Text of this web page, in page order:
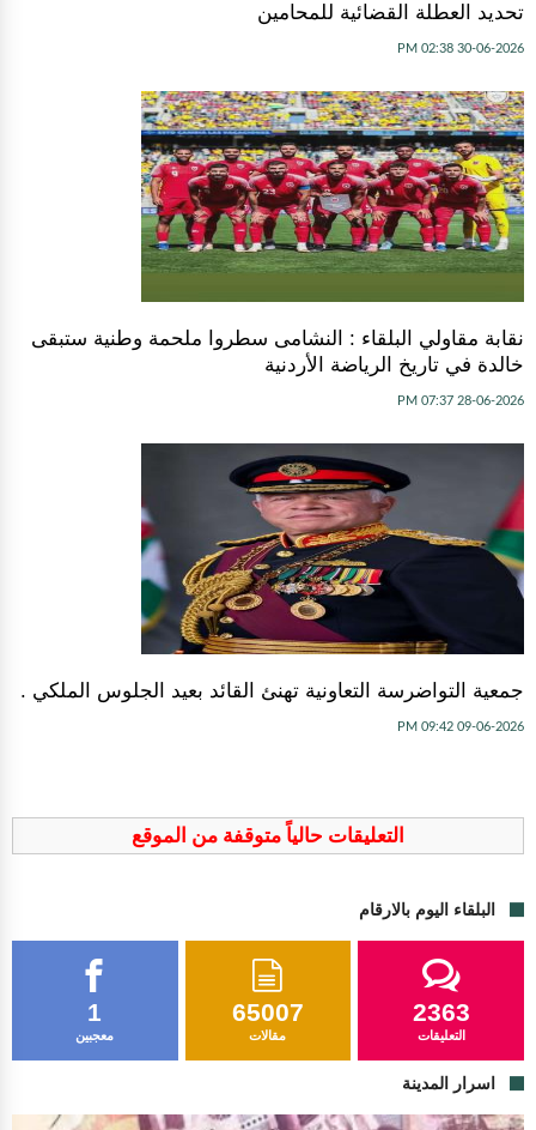
تحديد العطلة القضائية للمحامين
30-06-2026 02:38 PM
نقابة مقاولي البلقاء : النشامى سطروا ملحمة وطنية ستبقى
خالدة في تاريخ الرياضة الأردنية
28-06-2026 07:37 PM
جمعية التواضرسة التعاونية تهنئ القائد بعيد الجلوس الملكي .
09-06-2026 09:42 PM
التعليقات حالياً متوقفة من الموقع
البلقاء اليوم بالارقام
1
معجبين
65007
مقالات
2363
التعليقات
اسرار المدينة